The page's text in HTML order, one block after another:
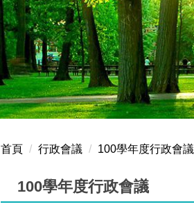
首頁 行政會議 100學年度行政會議
100學年度行政會議